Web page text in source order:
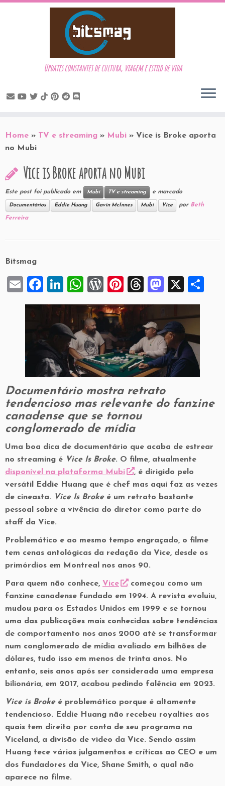
to
content
Updates constantes de cultura, viagem e estilo de vida
Home » TV e streaming » Mubi » Vice is Broke aporta
no Mubi
Vice is Broke aporta no Mubi
Este post foi publicado em Mubi TV e streaming e marcado
Documentários Eddie Huang Gavin McInnes Mubi Vice por Beth
Ferreira
Bitsmag
E
m
ai
F
a
b
o
o
k
Li
n
k
e
dI
n
W
h
at
s
A
p
p
W
or
d
P
re
ss
Pi
nt
er
es
t
T
hr
a
d
s
M
a
st
o
d
o
n
X
Documentário mostra retrato
tendencioso mas relevante do fanzine
canadense que se tornou
conglomerado de mídia
Uma boa dica de documentário que acaba de estrear
no streaming é Vice Is Broke. O filme, atualmente
disponível na plataforma Mubi
, é dirigido pelo
versátil Eddie Huang que é chef mas aqui faz as vezes
de cineasta.
Vice Is Brokeé um retrato bastante
pessoal sobre a vivência do diretor como parte do
staff da Vice.
Problemático e ao mesmo tempo engraçado, o filme
tem cenas antológicas da redação da Vice, desde os
primórdios em Montreal nos anos 90.
Para quem não conhece, Vice
começou como um
fanzine canadense fundado em 1994. A revista evoluiu,
mudou para os Estados Unidos em 1999 e se tornou
uma das publicações mais conhecidas sobre tendências
de comportamento nos anos 2000 até se transformar
num conglomerado de mídia avaliado em bilhões de
dólares, tudo isso em menos de trinta anos. No
entanto, seis anos após ser considerada uma empresa
bilionária, em 2017, acabou pedindo falência em 2023.
Vice is Brokeé problemático porque é altamente
tendencioso. Eddie Huang não recebeu royalties aos
quais tem direito por conta de seu programa na
Viceland, a divisão de vídeo da Vice. Sendo assim
Huang tece vários julgamentos e críticas ao CEO e um
dos fundadores da Vice, Shane Smith, o qual não
aparece no filme.